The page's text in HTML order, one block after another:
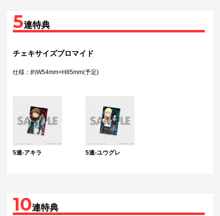
5連特典
チェキサイズブロマイド
仕様：約W54mm×H85mm(予定)
5連-アキラ 5連-ユウグレ
10連特典